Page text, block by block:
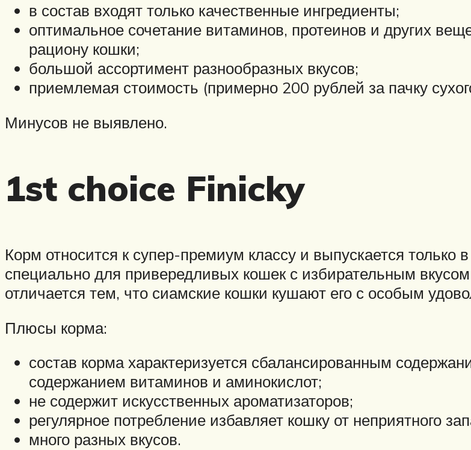
в состав входят только качественные ингредиенты;
оптимальное сочетание витаминов, протеинов и других
рациону кошки;
большой ассортимент разнообразных вкусов;
приемлемая стоимость (примерно 200 рублей за пачку
Минусов не выявлено.
1st choice Finicky
Корм относится к супер-премиум классу и выпускается только
специально для привередливых кошек с избирательным
отличается тем, что сиамские кошки кушают его с особым
Плюсы корма:
состав корма характеризуется сбалансированным
содержанием витаминов и аминокислот;
не содержит искусственных ароматизаторов;
регулярное потребление избавляет кошку от неприятного
много разных вкусов.